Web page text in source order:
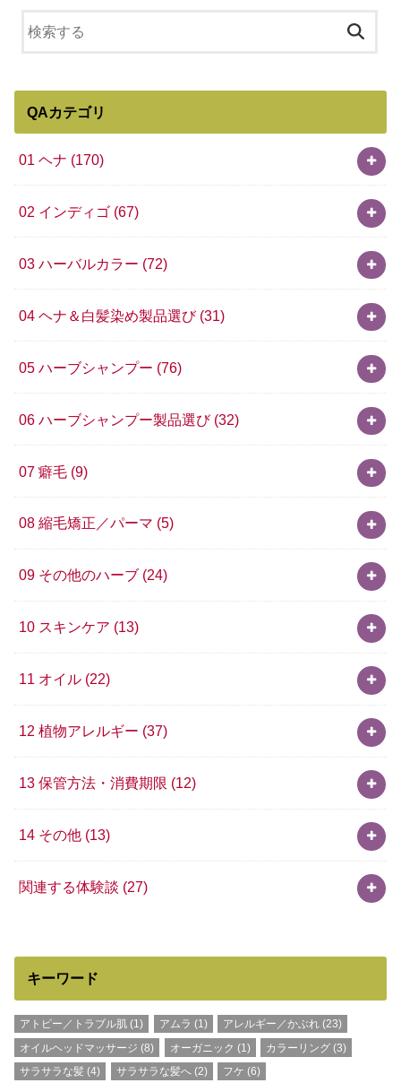
QAカテゴリ
01 ヘナ (170)
02 インディゴ (67)
03 ハーバルカラー (72)
04 ヘナ＆白髪染め製品選び (31)
05 ハーブシャンプー (76)
06 ハーブシャンプー製品選び (32)
07 癖毛 (9)
08 縮毛矯正／パーマ (5)
09 その他のハーブ (24)
10 スキンケア (13)
11 オイル (22)
12 植物アレルギー (37)
13 保管方法・消費期限 (12)
14 その他 (13)
関連する体験談 (27)
キーワード
アトピー／トラブル肌 (1) アムラ (1) アレルギー／かぶれ(23)
オイルヘッドマッサージ (8) オーガニック (1) カラーリング(3)
サラサラな髪 (4) サラサラな髪へ(2) フケ (6)